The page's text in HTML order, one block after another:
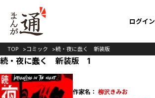
ログイン
TOP コミック 続・夜に蠢く 新装版
続・夜に蠢く 新装版 1
作家名： 柳沢きみお